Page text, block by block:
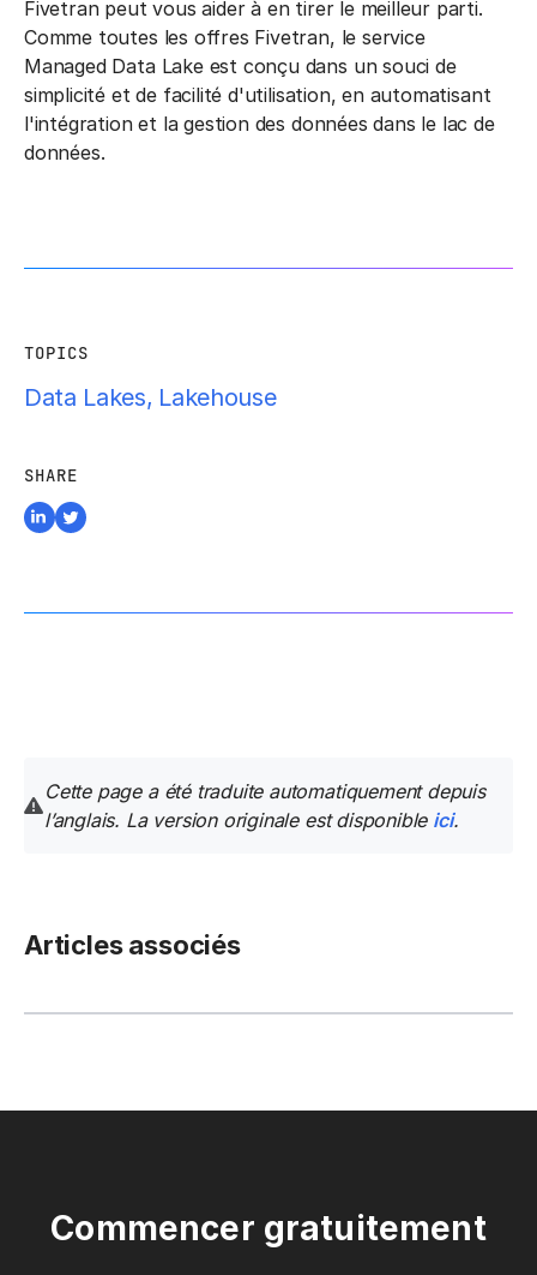
Fivetran peut vous aider à en tirer le meilleur parti.
Comme toutes les offres Fivetran, le service
Managed Data Lake est conçu dans un souci de
simplicité et de facilité d'utilisation, en automatisant
l'intégration et la gestion des données dans le lac de
données.
TOPICS
Data Lakes, Lakehouse
SHARE
Cette page a été traduite automatiquement depuis
l’anglais. La version originale est disponible ici.
Articles associés
Commencer gratuitement